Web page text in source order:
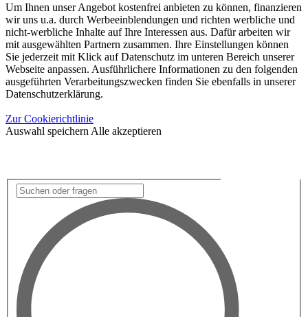
Um Ihnen unser Angebot kostenfrei anbieten zu können, finanzieren
wir uns u.a. durch Werbeeinblendungen und richten werbliche und
nicht-werbliche Inhalte auf Ihre Interessen aus. Dafür arbeiten wir
mit ausgewählten Partnern zusammen. Ihre Einstellungen können
Sie jederzeit mit Klick auf Datenschutz im unteren Bereich unserer
Webseite anpassen. Ausführlichere Informationen zu den folgenden
ausgeführten Verarbeitungszwecken finden Sie ebenfalls in unserer
Datenschutzerklärung.
Zur Cookierichtlinie
Auswahl speichern Alle akzeptieren